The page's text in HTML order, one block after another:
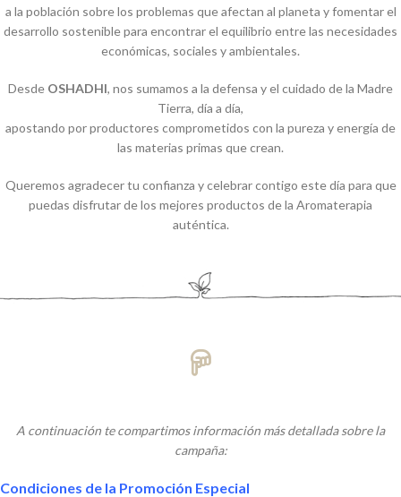
a la población sobre los problemas que afectan al planeta y fomentar el
desarrollo sostenible para encontrar el equilibrio entre las necesidades
económicas, sociales y ambientales.
Desde OSHADHI, nos sumamos a la defensa y el cuidado de la Madre
Tierra, día a día,
apostando por productores comprometidos con la pureza y energía de
las materias primas que crean.
Queremos agradecer tu confianza y celebrar contigo este día para que
puedas disfrutar de los mejores productos de la Aromaterapia
auténtica.
A continuación te compartimos información más detallada sobre la
campaña:
Condiciones de la Promoción Especial